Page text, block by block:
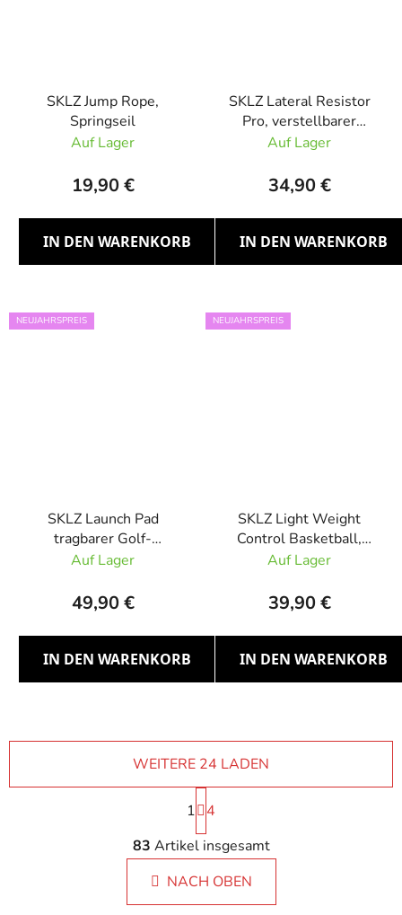
SKLZ Jump Rope,
Springseil
Auf Lager
19,90 €
IN DEN WARENKORB
SKLZ Lateral Resistor
Pro, verstellbarer
Expander
Auf Lager
34,90 €
IN DEN WARENKORB
NEUJAHRSPREIS
SKLZ Launch Pad
tragbarer Golf-
Abschlag, Gras
Auf Lager
49,90 €
IN DEN WARENKORB
NEUJAHRSPREIS
SKLZ Light Weight
Control Basketball,
Gewichtsbasketball
Auf Lager
39,90 €
IN DEN WARENKORB
S
t
e
u
WEITERE 24 LADEN
P
a
g
i
n
i
1
4
83 Artikel insgesamt
NACH OBEN